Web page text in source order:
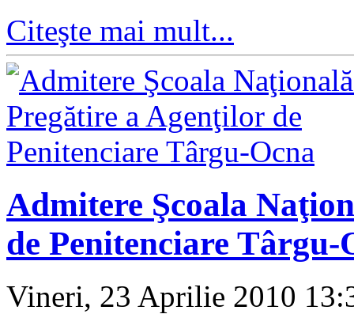
Citeşte mai mult...
Admitere Şcoala
de Penitenciare Târgu-
Vineri, 23 Aprilie 2010